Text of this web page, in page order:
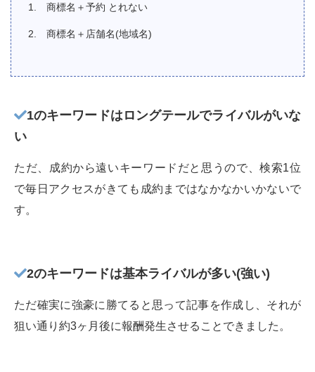
商標名＋予約 とれない
商標名＋店舗名(地域名)
1のキーワードはロングテールでライバルがいな
い
ただ、成約から遠いキーワードだと思うので、検索1位
で毎日アクセスがきても成約まではなかなかいかないで
す。
2のキーワードは基本ライバルが多い(強い)
ただ確実に強豪に勝てると思って記事を作成し、それが
狙い通り約3ヶ月後に報酬発生させることできました。